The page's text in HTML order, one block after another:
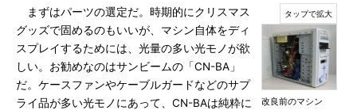
改良前のマシン
まずはパーツの選定だ。時期的にクリスマス
グッズで固めるのもいいが、マシン自体をディ
スプレイするためには、光量の多い光モノが欲
しい。お勧めなのはサンビームの「CN-BA」
だ。ケースファンやケーブルガードなどのサプ
ライ品が多い光モノにあって、CN-BAは純粋に